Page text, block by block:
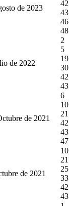
de 2023
42
43
46
48
de 2022
2
5
19
30
42
43
de 2021
6
10
21
42
43
47
de 2021
10
21
25
33
42
43